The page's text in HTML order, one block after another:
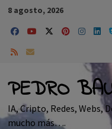
Saltar
contenido
8 agosto, 2026
PEDRO
IA, Cripto, Redes, Webs,
mucho más….